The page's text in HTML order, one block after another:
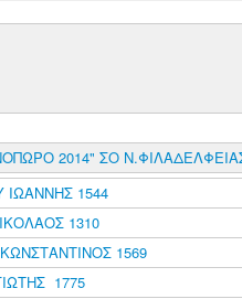
2014" ΣΟ
1544
1310
1569
1775